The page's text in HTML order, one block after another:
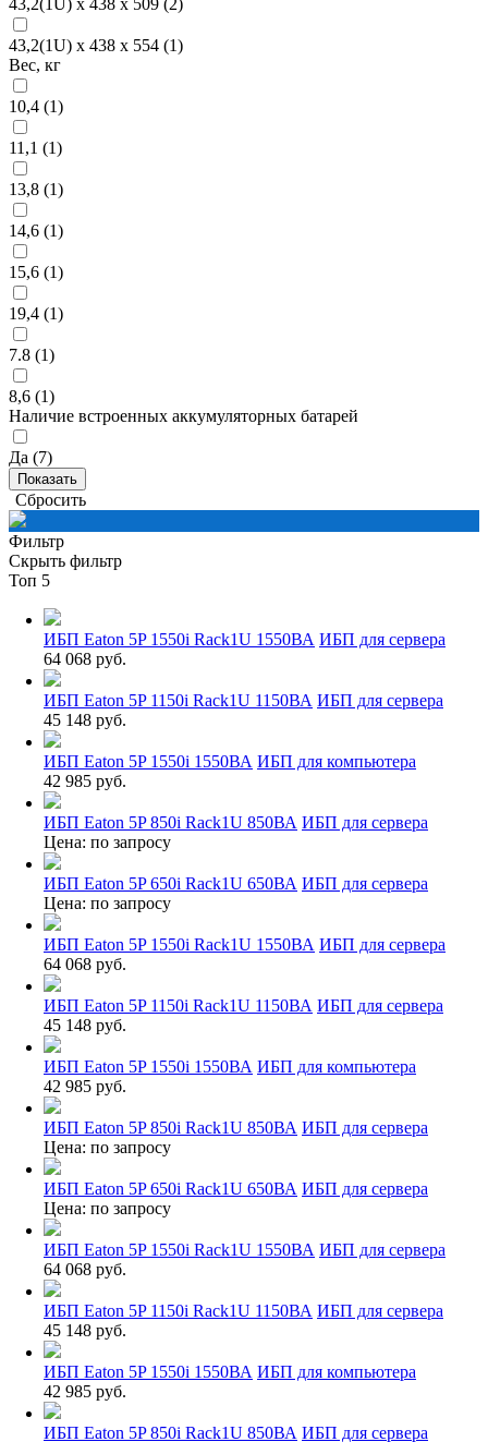
43,2(1U) х 438 х 554 (1)
Вес, кг
10,4 (1)
11,1 (1)
13,8 (1)
14,6 (1)
15,6 (1)
19,4 (1)
7.8 (1)
8,6 (1)
Наличие встроенных аккумуляторных батарей
Да (7)
Сбросить
Фильтр
Скрыть фильтр
Топ 5
ИБП Eaton 5P 1550i Rack1U 1550ВА ИБП для сервера
64 068 руб.
ИБП Eaton 5P 1150i Rack1U 1150ВА ИБП для сервера
45 148 руб.
ИБП Eaton 5P 1550i 1550ВА ИБП для компьютера
42 985 руб.
ИБП Eaton 5P 850i Rack1U 850ВА ИБП для сервера
Цена: по запросу
ИБП Eaton 5P 650i Rack1U 650ВА ИБП для сервера
Цена: по запросу
ИБП Eaton 5P 1550i Rack1U 1550ВА ИБП для сервера
64 068 руб.
ИБП Eaton 5P 1150i Rack1U 1150ВА ИБП для сервера
45 148 руб.
ИБП Eaton 5P 1550i 1550ВА ИБП для компьютера
42 985 руб.
ИБП Eaton 5P 850i Rack1U 850ВА ИБП для сервера
Цена: по запросу
ИБП Eaton 5P 650i Rack1U 650ВА ИБП для сервера
Цена: по запросу
ИБП Eaton 5P 1550i Rack1U 1550ВА ИБП для сервера
64 068 руб.
ИБП Eaton 5P 1150i Rack1U 1150ВА ИБП для сервера
45 148 руб.
ИБП Eaton 5P 1550i 1550ВА ИБП для компьютера
42 985 руб.
ИБП Eaton 5P 850i Rack1U 850ВА ИБП для сервера